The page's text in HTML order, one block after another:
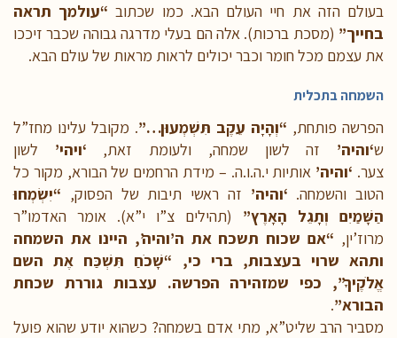
בעולם הזה את חיי העולם הבא. כמו שכתוב “עולמך תראה
בחייך” (מסכת ברכות). אלה הם בעלי מדרגה גבוהה שכבר זיככו
את עצמם מכל חומר וכבר יכולים לראות מראות של עולם הבא.
השמחה בתכלית
הפרשה פותחת, “וְהָיָה עֵקֶב תִּשְׁמְעוּן…”. מקובל עלינו מחז”ל
ש‘והיה’ זה לשון שמחה, ולעומת זאת, ‘ויהי’ לשון
צער. ‘והיה’ אותיות י.ה.ו.ה. – מידת הרחמים של הבורא, מקור כל
הטוב והשמחה. ‘והיה’ זה ראשי תיבות של הפסוק, “יִשְׂמְחוּ
הַשָּׁמַיִם וְתָגֵל הָאָרֶץ” (תהילים צ”ו י”א). אומר האדמו”ר
מרוז’ין, “אם שכוח תשכח את ה’והיה’, היינו את השמחה
ותהא שרוי בעצבות, ברי כי, “שָׁכֹחַ תִּשְׁכַּח אֶת השם
אֱלֹקֶיךָ”, כפי שמזהירה הפרשה. עצבות גוררת שכחת
הבורא”.
מסביר הרב שליט”א, מתי אדם בשמחה? כשהוא יודע שהוא פועל